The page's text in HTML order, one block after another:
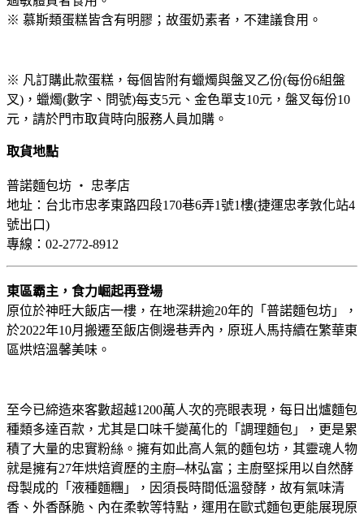
※ 慕斯類蛋糕皆含有明膠；故蛋奶素者，不建議食用。
※ 凡訂購此款蛋糕，每個皆附有蠟燭與盤叉乙份(每份6組盤
叉)，蠟燭(數字、問號)每支5元、金色單支10元，盤叉每份10
元，請於門市取貨時向服務人員加購。
取貨地點
普諾麵包坊 ‧ 忠孝店
地址：台北市忠孝東路四段170巷6弄1號1樓(捷運忠孝敦化站4
號出口)
專線：02-2772-8912
東區霸主，食力崛起再登場
原位於神旺大飯店一樓，在地深耕逾20年的「普諾麵包坊」，
於2022年10月搬遷至飯店側邊巷弄內，原班人馬持續在繁華東
區烘焙溫馨美味。
至今已締造來客數超越1200萬人次的亮眼表現，每日出爐麵包
種類多達百款，尤其是口味千變萬化的「調理麵包」，更是累
積了大量的忠實粉絲。擁有如此高人氣的麵包坊，其靈魂人物
就是擁有27年烘焙資歷的主廚─林弘富；主廚堅採用以自然酵
母製成的「液種麵糰」，因須長時間低溫發酵，故有氣味清
香、外香酥脆、內在柔軟等特點，運用在歐式麵包更能展現原